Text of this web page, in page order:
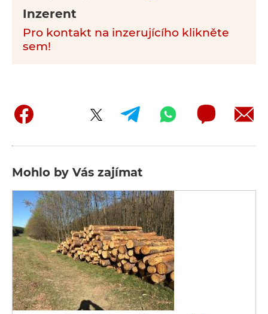
Inzerent
Pro kontakt na inzerujícího klikněte
sem!
Mohlo by Vás zajímat